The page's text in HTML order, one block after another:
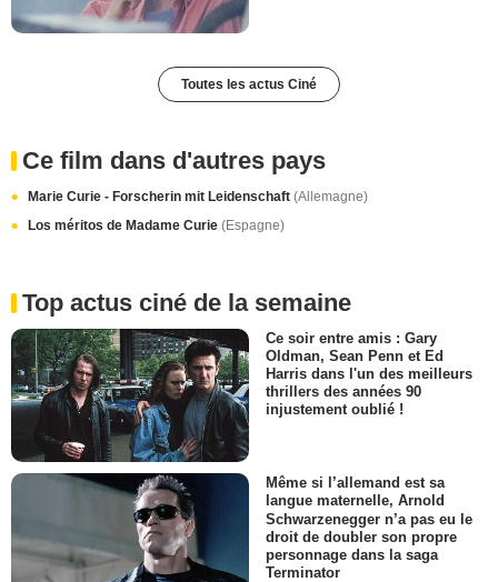
Toutes les actus Ciné
Ce film dans d'autres pays
Marie Curie - Forscherin mit Leidenschaft (Allemagne)
Los méritos de Madame Curie (Espagne)
Top actus ciné de la semaine
Ce soir entre amis : Gary
Oldman, Sean Penn et Ed
Harris dans l'un des meilleurs
thrillers des années 90
injustement oublié !
Même si l’allemand est sa
langue maternelle, Arnold
Schwarzenegger n’a pas eu le
droit de doubler son propre
personnage dans la saga
Terminator